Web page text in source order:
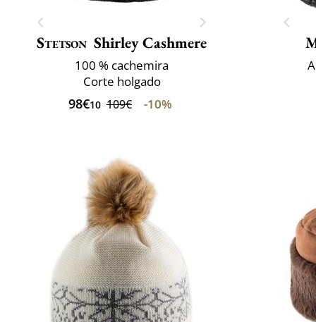
Stetson Shirley Cashmere
100 % cachemira
Corte holgado
98€10 109€ -10%